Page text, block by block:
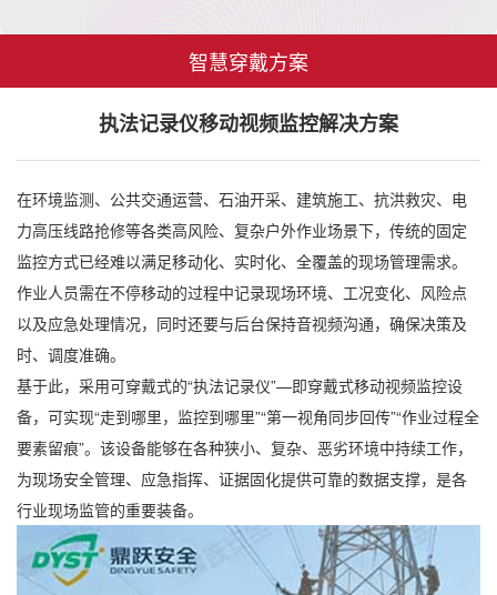
智慧穿戴方案
执法记录仪移动视频监控解决方案
在环境监测、公共交通运营、石油开采、建筑施工、抗洪救灾、电
力高压线路抢修等各类高风险、复杂户外作业场景下，传统的固定
监控方式已经难以满足移动化、实时化、全覆盖的现场管理需求。
作业人员需在不停移动的过程中记录现场环境、工况变化、风险点
以及应急处理情况，同时还要与后台保持音视频沟通，确保决策及
时、调度准确。
基于此，采用可穿戴式的“执法记录仪”—即穿戴式移动视频监控设
备，可实现“走到哪里，监控到哪里”“第一视角同步回传”“作业过程全
要素留痕”。该设备能够在各种狭小、复杂、恶劣环境中持续工作，
为现场安全管理、应急指挥、证据固化提供可靠的数据支撑，是各
行业现场监管的重要装备。